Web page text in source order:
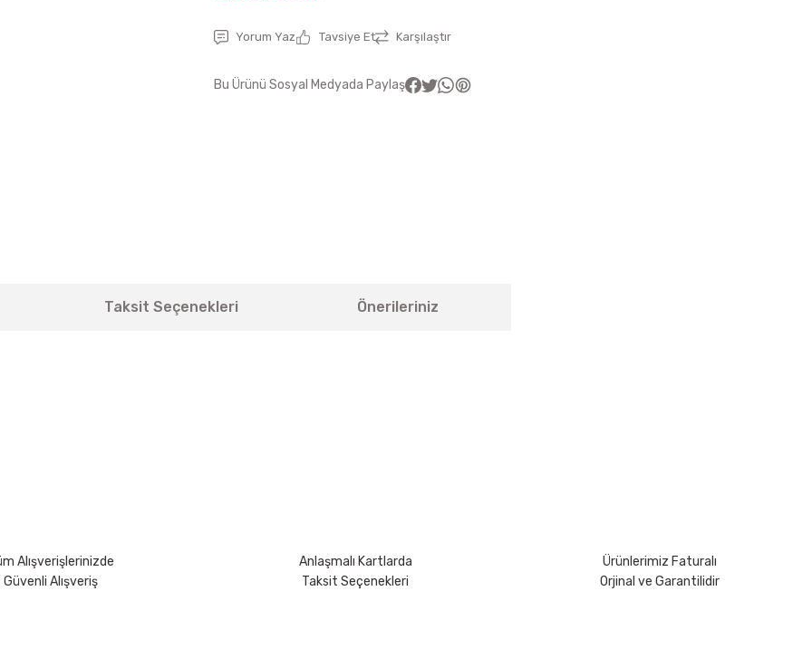
Yorum Yaz Tavsiye Et Karşılaştır
Bu Ürünü Sosyal Medyada Paylaş
Taksit Seçenekleri Önerileriniz
Alışverişlerinizde
Güvenli Alışveriş
Anlaşmalı Kartlarda
Taksit Seçenekleri
Ürünlerimiz Faturalı
Orjinal ve Garantilidir